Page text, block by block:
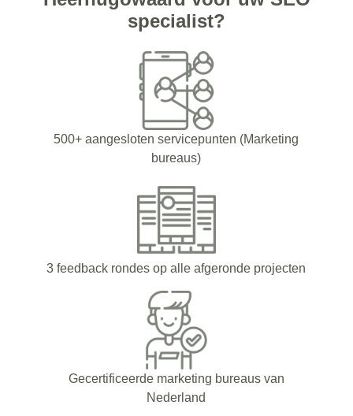
specialist?
500+ aangesloten servicepunten (Marketing
bureaus)
3 feedback rondes op alle afgeronde projecten
Gecertificeerde marketing bureaus van
Nederland